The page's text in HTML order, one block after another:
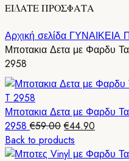
ΕΙΔΑΤΕ ΠΡΟΣΦΑΤΑ
Αρχική σελίδα ΓΥΝΑΙΚΕΙΑ
Μποτακια Δετα με Φαρδυ
2958
Μποτακια Δετα με Φαρδυ
2958€59.00Original
price
was:
€44.90
τιμή
Back to products